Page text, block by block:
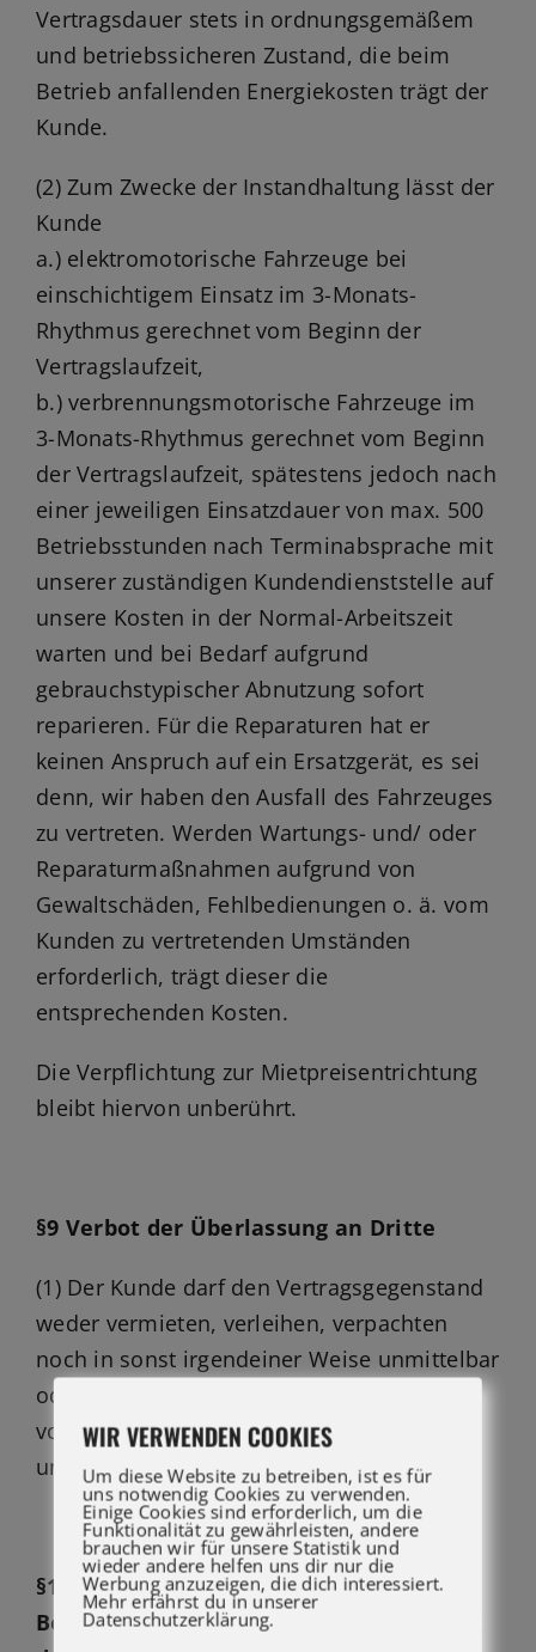
Vertragsdauer stets in ordnungsgemäßem
und betriebssicheren Zustand, die beim
Betrieb anfallenden Energiekosten trägt der
Kunde.
(2) Zum Zwecke der Instandhaltung lässt der
Kunde
a.) elektromotorische Fahrzeuge bei
einschichtigem Einsatz im 3-Monats-
Rhythmus gerechnet vom Beginn der
Vertragslaufzeit,
b.) verbrennungsmotorische Fahrzeuge im
3-Monats-Rhythmus gerechnet vom Beginn
der Vertragslaufzeit, spätestens jedoch nach
einer jeweiligen Einsatzdauer von max. 500
Betriebsstunden nach Terminabsprache mit
unserer zuständigen Kundendienststelle auf
unsere Kosten in der Normal-Arbeitszeit
warten und bei Bedarf aufgrund
gebrauchstypischer Abnutzung sofort
reparieren. Für die Reparaturen hat er
keinen Anspruch auf ein Ersatzgerät, es sei
denn, wir haben den Ausfall des Fahrzeuges
zu vertreten. Werden Wartungs- und/ oder
Reparaturmaßnahmen aufgrund von
Gewaltschäden, Fehlbedienungen o. ä. vom
Kunden zu vertretenden Umständen
erforderlich, trägt dieser die
entsprechenden Kosten.
Die Verpflichtung zur Mietpreisentrichtung
bleibt hiervon unberührt.
§9 Verbot der Überlassung an Dritte
(1) Der Kunde darf den Vertragsgegenstand
weder vermieten, verleihen, verpachten
noch in sonst irgendeiner Weise unmittelbar
oder mittelbar eine Überlassung an Dritte
vornehmen, es sei denn, er hat vorab
unsere schriftliche Zustimmung eingeholt.
§10 Haftung bei Verlust und
Beschädigung, Austausch bei Untergang
WIR VERWENDEN COOKIES
Um diese Website zu betreiben, ist es für
uns notwendig Cookies zu verwenden.
Einige Cookies sind erforderlich, um die
Funktionalität zu gewährleisten, andere
brauchen wir für unsere Statistik und
wieder andere helfen uns dir nur die
Werbung anzuzeigen, die dich interessiert.
Mehr erfährst du in unserer
Datenschutzerklärung.